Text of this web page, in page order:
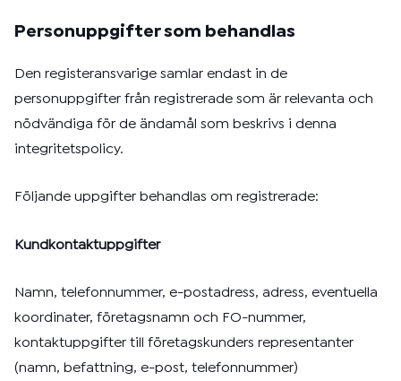
Personuppgifter som behandlas
Den registeransvarige samlar endast in de
personuppgifter från registrerade som är relevanta och
nödvändiga för de ändamål som beskrivs i denna
integritetspolicy.
Följande uppgifter behandlas om registrerade:
Kundkontaktuppgifter
Namn, telefonnummer, e-postadress, adress, eventuella
koordinater, företagsnamn och FO-nummer,
kontaktuppgifter till företagskunders representanter
(namn, befattning, e-post, telefonnummer)